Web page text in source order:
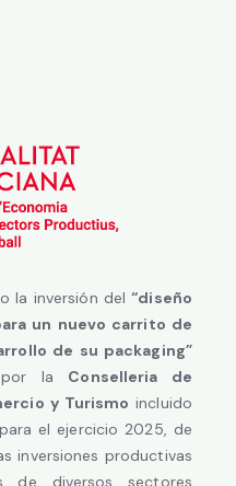
la inversión del“diseño
un nuevo carrito de
de su packaging”
por la Conselleria de
y Turismo incluido
el ejercicio 2025, de
inversiones productivas